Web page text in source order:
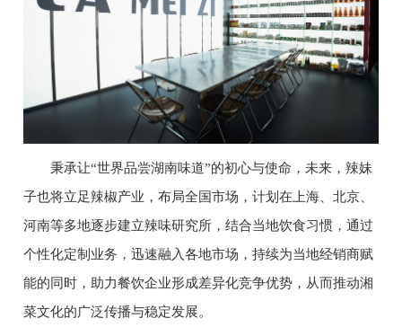
秉承让“世界品尝湖南味道”的初心与使命，未来，辣妹
子也将立足辣椒产业，布局全国市场，计划在上海、北京、
河南等多地逐步建立辣味研究所，结合当地饮食习惯，通过
个性化定制业务，迅速融入各地市场，持续为当地经销商赋
能的同时，助力餐饮企业形成差异化竞争优势，从而推动湘
菜文化的广泛传播与稳定发展。